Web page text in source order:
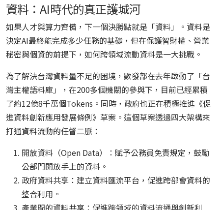
資料：AI時代的真正護城河
如果人才與算力齊備，下一個決勝點就是「資料」。資料是
決定AI最終能完成多少任務的基礎，但在保護智財權、營業
秘密與個資的前提下，如何跨領域流動資料是一大挑戰。
為了解決台灣資料量不足的困境，數發部在去年啟動了「台
灣主權語料庫」，在200多個機關的參與下，目前已經累積
了約12億8千萬個Tokens。同時，政府也正在積極推進《促
進資料創新應用發展條例》草案。這個草案透過四大架構來
打通資料流動的任督二脈：
開放資料（Open Data）：賦予公務員免責規定，鼓勵
公部門開放手上的資料。
政府資料共享：建立資料匯流平台，促進跨部會資料的
整合利用。
產業間的資料共享：促進跨領域的資料流通與創新利